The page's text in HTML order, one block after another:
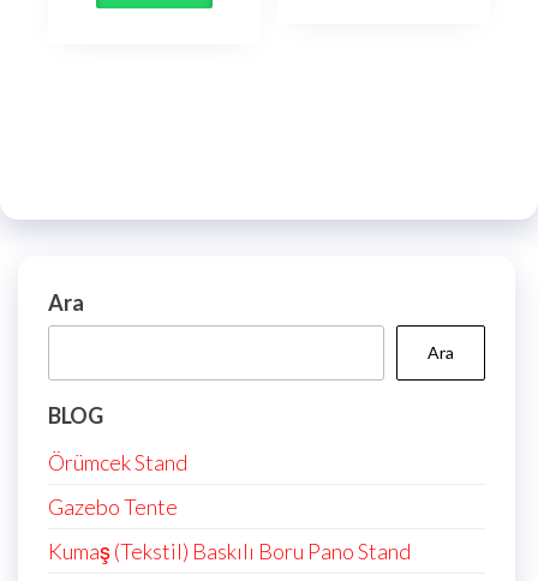
Ara
Ara
BLOG
Örümcek Stand
Gazebo Tente
Kumaş (Tekstil) Baskılı Boru Pano Stand